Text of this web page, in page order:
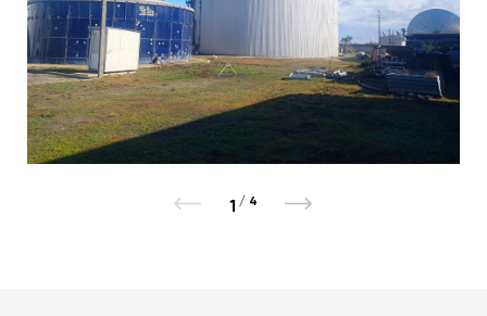
1 / 4